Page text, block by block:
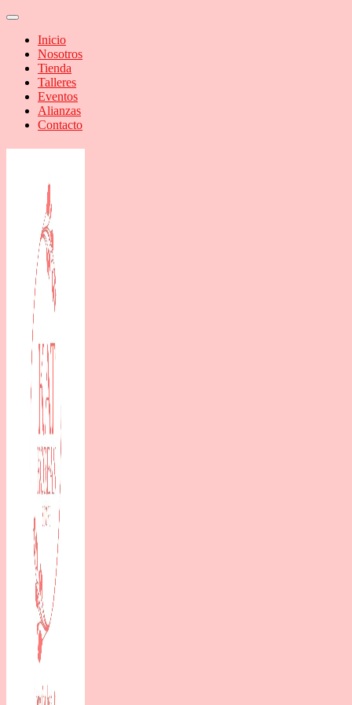
Inicio
Nosotros
Tienda
Talleres
Eventos
Alianzas
Contacto